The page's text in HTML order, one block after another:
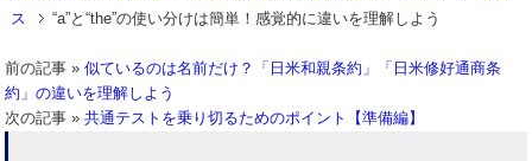
ス
“a”と“the”の使い分けは簡単！感覚的に違いを理解しよう
前の記事 »似ているのは名前だけ？「日米和親条約」「日米修好通商条
約」の違いを理解しよう
次の記事 »共通テストを乗り切るためのポイント【準備編】